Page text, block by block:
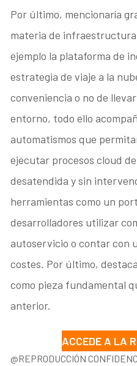
Por último, mencionaría
materia de
ejemplo la plataforma de
estrategia de viaje a la
conveniencia o no de
entorno, todo ello
automatismos que
ejecutar procesos cloud
desatendida y sin
herramientas como un
desarrolladores utilizar
autoservicio o contar con
costes. Por último,
como pieza fundamental
anterior.
ACCEDE A LA
@REPRODUCCIÓN